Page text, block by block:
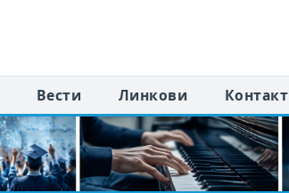
Вести Линкови Контакт